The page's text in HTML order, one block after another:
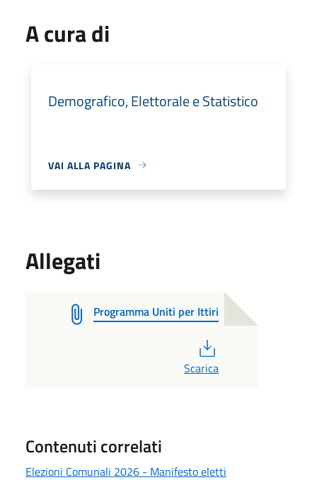
A cura di
Demografico, Elettorale e Statistico
VAI ALLA PAGINA
Allegati
Programma Uniti per Ittiri
Scarica
Contenuti correlati
Elezioni Comunali 2026 - Manifesto eletti